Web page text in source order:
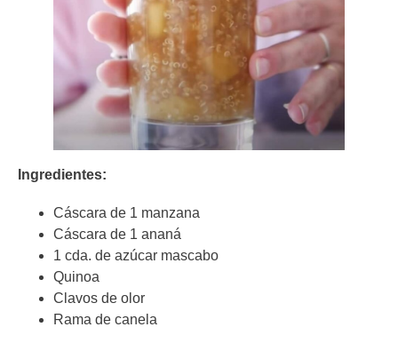
Ingredientes:
Cáscara de 1 manzana
Cáscara de 1 ananá
1 cda. de azúcar mascabo
Quinoa
Clavos de olor
Rama de canela